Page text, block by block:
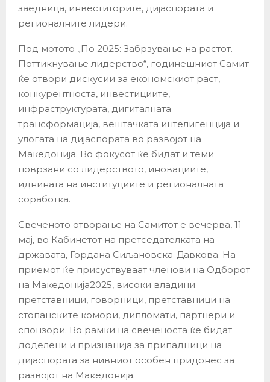
заедница, инвеститорите, дијаспората и
регионалните лидери.
Под мотото „По 2025: Забрзување на растот.
Поттикнување лидерство“, годинешниот Самит
ќе отвори дискусии за економскиот раст,
конкурентноста, инвестициите,
инфраструктурата, дигиталната
трансформација, вештачката интелигенција и
улогата на дијаспората во развојот на
Македонија. Во фокусот ќе бидат и теми
поврзани со лидерството, иновациите,
иднината на институциите и регионалната
соработка.
Свеченото отворање на Самитот е вечерва, 11
мај, во Кабинетот на претседателката на
државата, Гордана Сиљановска-Давкова. На
приемот ќе присуствуваат членови на Одборот
на Македонија2025, високи владини
претставници, говорници, претставници на
стопанските комори, дипломати, партнери и
спонзори. Во рамки на свеченоста ќе бидат
доделени и признанија за припадници на
дијаспората за нивниот особен придонес за
развојот на Македонија.